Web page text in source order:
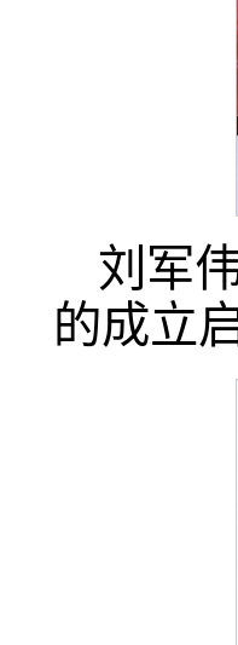
刘军
的成立